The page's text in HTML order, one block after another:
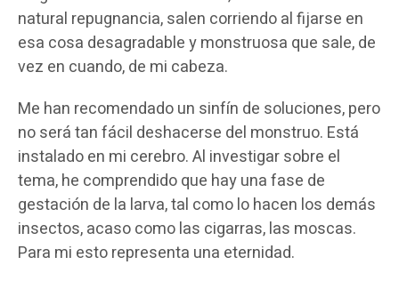
natural repugnancia, salen corriendo al fijarse en
esa cosa desagradable y monstruosa que sale, de
vez en cuando, de mi cabeza.
Me han recomendado un sinfín de soluciones, pero
no será tan fácil deshacerse del monstruo. Está
instalado en mi cerebro. Al investigar sobre el
tema, he comprendido que hay una fase de
gestación de la larva, tal como lo hacen los demás
insectos, acaso como las cigarras, las moscas.
Para mi esto representa una eternidad.